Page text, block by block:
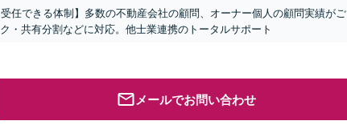
任できる体制】多数の不動産会社の顧問、オーナー個人の顧問実績がご
・共有分割などに対応。他士業連携のトータルサポート
メールでお問い合わせ